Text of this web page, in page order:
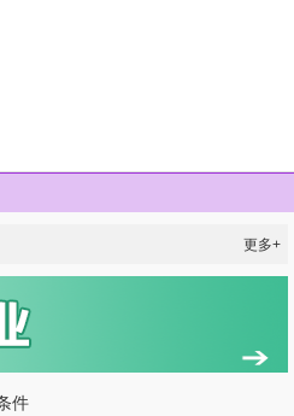
更多+
件